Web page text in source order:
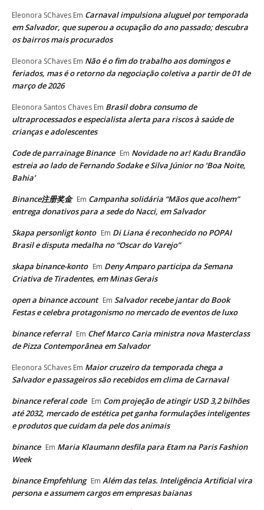
Eleonora SChaves Em Carnaval impulsiona aluguel por temporada
em Salvador, que superou a ocupação do ano passado; descubra
os bairros mais procurados
Eleonora SChaves Em Não é o fim do trabalho aos domingos e
feriados, mas é o retorno da negociação coletiva a partir de 01 de
março de 2026
Eleonora Santos Chaves Em Brasil dobra consumo de
ultraprocessados e especialista alerta para riscos à saúde de
crianças e adolescentes
Code de parrainage Binance Em Novidade no ar! Kadu Brandão
estreia ao lado de Fernando Sodake e Silva Júnior no ‘Boa Noite,
Bahia’
Binance注册奖金 Em Campanha solidária “Mãos que acolhem”
entrega donativos para a sede do Nacci, em Salvador
Skapa personligt konto Em Di Liana é reconhecido no POPAI
Brasil e disputa medalha no “Oscar do Varejo”
skapa binance-konto Em Deny Amparo participa da Semana
Criativa de Tiradentes, em Minas Gerais
open a binance account Em Salvador recebe jantar do Book
Festas e celebra protagonismo no mercado de eventos de luxo
binance referral Em Chef Marco Caria ministra nova Masterclass
de Pizza Contemporânea em Salvador
Eleonora SChaves Em Maior cruzeiro da temporada chega a
Salvador e passageiros são recebidos em clima de Carnaval
binance referal code Em Com projeção de atingir USD 3,2 bilhões
até 2032, mercado de estética pet ganha formulações inteligentes
e produtos que cuidam da pele dos animais
binance Em Maria Klaumann desfila para Etam na Paris Fashion
Week
binance Empfehlung Em Além das telas. Inteligência Artificial vira
persona e assumem cargos em empresas baianas